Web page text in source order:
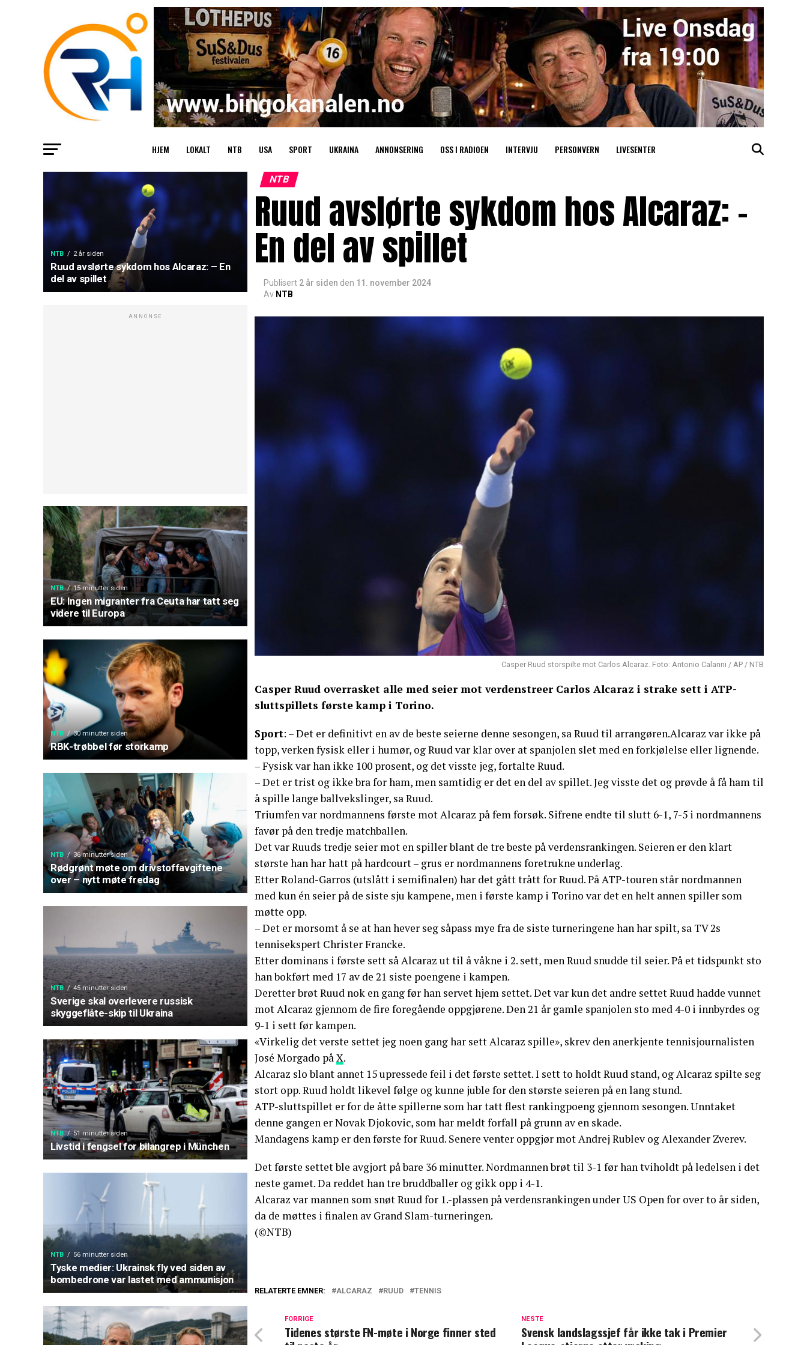
HJEM LOKALT NTB USA SPORT UKRAINA ANNONSERING OSS I RADIOEN INTERVJU PERSONVERN LIVESENTER
NTB 2 år siden
Ruud avslørte sykdom hos Alcaraz: – En
del av spillet
ANNONSE
NTB 15 minutter siden
EU: Ingen migranter fra Ceuta har tatt seg
videre til Europa
NTB 30 minutter siden
RBK-trøbbel før storkamp
NTB 36 minutter siden
Rødgrønt møte om drivstoffavgiftene
over – nytt møte fredag
NTB 45 minutter siden
Sverige skal overlevere russisk
skyggeflåte-skip til Ukraina
NTB 51 minutter siden
Livstid i fengsel for bilangrep i München
NTB 56 minutter siden
Tyske medier: Ukrainsk fly ved siden av
bombedrone var lastet med ammunisjon
NTB
Ruud avslørte sykdom hos Alcaraz: –
En del av spillet
Publisert 2 år siden den 11. november 2024
Av NTB
Casper Ruud storspilte mot Carlos Alcaraz. Foto: Antonio Calanni / AP / NTB
Casper Ruud overrasket alle med seier mot verdenstreer Carlos Alcaraz i strake sett i ATP-
sluttspillets første kamp i Torino.
Sport: – Det er definitivt en av de beste seierne denne sesongen, sa Ruud til arrangøren.Alcaraz var ikke på
topp, verken fysisk eller i humør, og Ruud var klar over at spanjolen slet med en forkjølelse eller lignende.
– Fysisk var han ikke 100 prosent, og det visste jeg, fortalte Ruud.
– Det er trist og ikke bra for ham, men samtidig er det en del av spillet. Jeg visste det og prøvde å få ham til
å spille lange ballvekslinger, sa Ruud.
Triumfen var nordmannens første mot Alcaraz på fem forsøk. Sifrene endte til slutt 6-1, 7-5 i nordmannens
favør på den tredje matchballen.
Det var Ruuds tredje seier mot en spiller blant de tre beste på verdensrankingen. Seieren er den klart
største han har hatt på hardcourt – grus er nordmannens foretrukne underlag.
Etter Roland-Garros (utslått i semifinalen) har det gått trått for Ruud. På ATP-touren står nordmannen
med kun én seier på de siste sju kampene, men i første kamp i Torino var det en helt annen spiller som
møtte opp.
– Det er morsomt å se at han hever seg såpass mye fra de siste turneringene han har spilt, sa TV 2s
tennisekspert Christer Francke.
Etter dominans i første sett så Alcaraz ut til å våkne i 2. sett, men Ruud snudde til seier. På et tidspunkt sto
han bokført med 17 av de 21 siste poengene i kampen.
Deretter brøt Ruud nok en gang før han servet hjem settet. Det var kun det andre settet Ruud hadde vunnet
mot Alcaraz gjennom de fire foregående oppgjørene. Den 21 år gamle spanjolen sto med 4-0 i innbyrdes og
9-1 i sett før kampen.
«Virkelig det verste settet jeg noen gang har sett Alcaraz spille», skrev den anerkjente tennisjournalisten
José Morgado påX.
Alcaraz slo blant annet 15 upressede feil i det første settet. I sett to holdt Ruud stand, og Alcaraz spilte seg
stort opp. Ruud holdt likevel følge og kunne juble for den største seieren på en lang stund.
ATP-sluttspillet er for de åtte spillerne som har tatt flest rankingpoeng gjennom sesongen. Unntaket
denne gangen er Novak Djokovic, som har meldt forfall på grunn av en skade.
Mandagens kamp er den første for Ruud. Senere venter oppgjør mot Andrej Rublev og Alexander Zverev.
Det første settet ble avgjort på bare 36 minutter. Nordmannen brøt til 3-1 før han tviholdt på ledelsen i det
neste gamet. Da reddet han tre bruddballer og gikk opp i 4-1.
Alcaraz var mannen som snøt Ruud for 1.-plassen på verdensrankingen under US Open for over to år siden,
da de møttes i finalen av Grand Slam-turneringen.
(©NTB)
RELATERTE EMNER: ALCARAZ RUUD TENNIS
NESTE
Svensk landslagssjef får ikke tak i Premier
FORRIGE
Tidenes største FN-møte i Norge finner sted